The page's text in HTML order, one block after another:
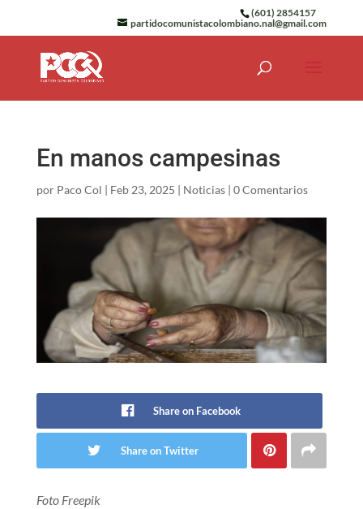
(601) 2854157
partidocomunistacolombiano.nal@gmail.com
En manos campesinas
por Paco Col | Feb 23, 2025 | Noticias| 0 Comentarios
Share on Facebook
Share on Twitter
Foto Freepik